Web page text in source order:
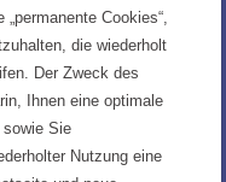
Cookies“,
die wiederholt
Der Zweck des
Ihnen eine optimale
sowie Sie
Nutzung eine